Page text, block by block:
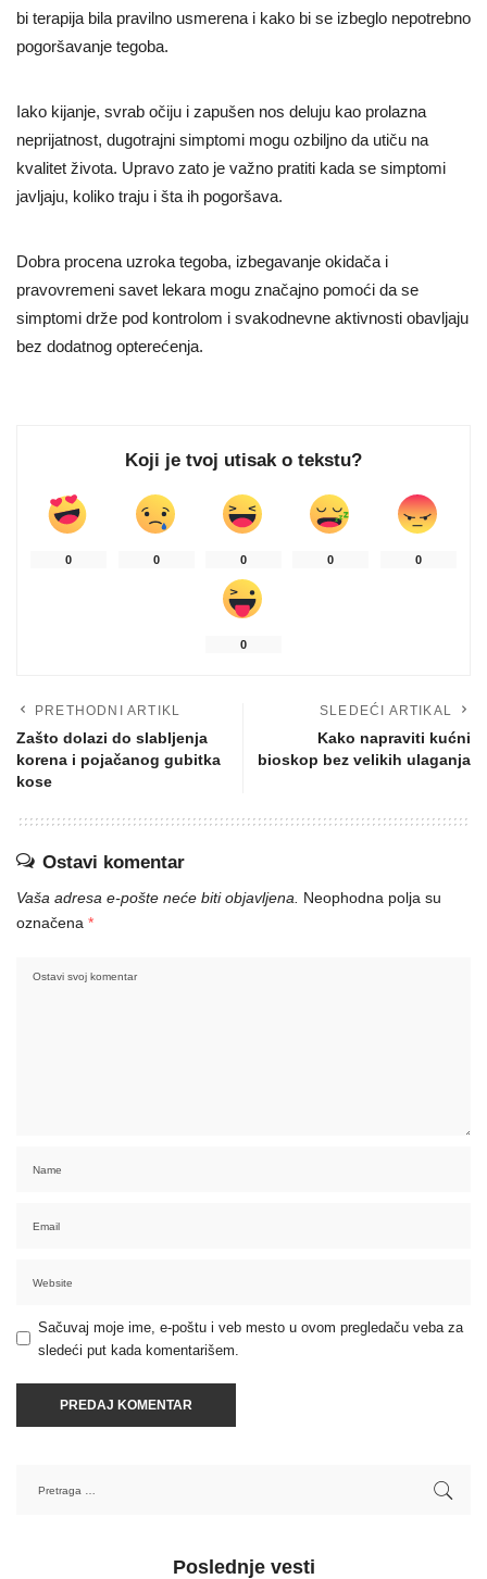
bi terapija bila pravilno usmerena i kako bi se izbeglo nepotrebno
pogoršavanje tegoba.
Iako kijanje, svrab očiju i zapušen nos deluju kao prolazna
neprijatnost, dugotrajni simptomi mogu ozbiljno da utiču na
kvalitet života. Upravo zato je važno pratiti kada se simptomi
javljaju, koliko traju i šta ih pogoršava.
Dobra procena uzroka tegoba, izbegavanje okidača i
pravovremeni savet lekara mogu značajno pomoći da se
simptomi drže pod kontrolom i svakodnevne aktivnosti obavljaju
bez dodatnog opterećenja.
Koji je tvoj utisak o tekstu?
0 0 0 0 0
0
PRETHODNI ARTIKL
Zašto dolazi do slabljenja
korena i pojačanog gubitka
kose
SLEDEĆI ARTIKAL
Kako napraviti kućni
bioskop bez velikih ulaganja
Ostavi komentar
Vaša adresa e-pošte neće biti objavljena.
Neophodna polja su
označena *
Sačuvaj moje ime, e-poštu i veb mesto u ovom pregledaču veba za
sledeći put kada komentarišem.
Poslednje vesti